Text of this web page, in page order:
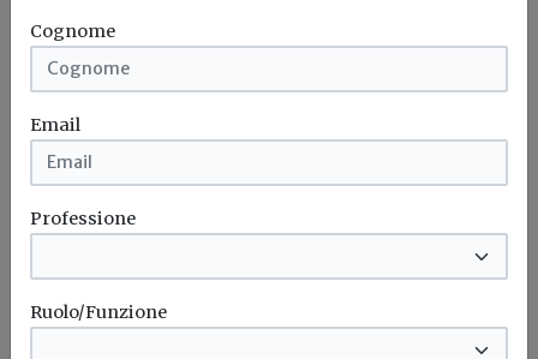
Alluvione Maltempo
Attualità
Figliuolo nominato commissario per la
ricostruzione in Emilia
Dopo aver affrontato l'emergenza Covid, il generale è stato
nominato commissario alla...
Cognome
Email
Professione
Ruolo/Funzione